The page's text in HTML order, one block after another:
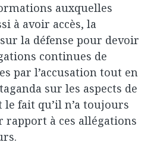
auxquelles
à avoir accès, la
la défense pour devoir
continues de
par l’accusation tout en
sur les aspects de
le fait qu’il n’a toujours
rapport à ces allégations